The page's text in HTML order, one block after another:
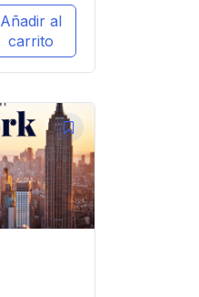
Añadir al
carrito